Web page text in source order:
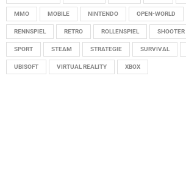
MMO MOBILE NINTENDO OPEN-WORLD
RENNSPIEL RETRO ROLLENSPIEL SHOOTER
SPORT STEAM STRATEGIE SURVIVAL
UBISOFT VIRTUAL REALITY XBOX